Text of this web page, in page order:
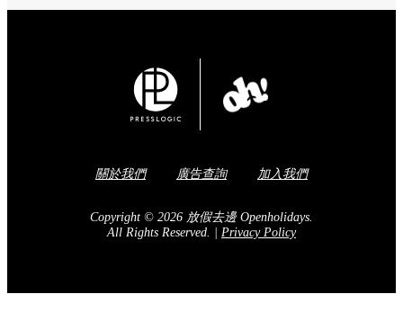
關於我們 廣告查詢 加入我們
Copyright © 2026 放假去邊 Openholidays.
All Rights Reserved.
Privacy Policy